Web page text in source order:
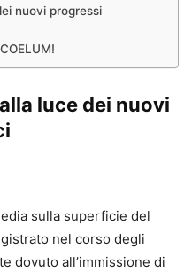
nuovi progressi
luce dei nuovi
sulla superficie del
nel corso degli
dovuto all’immissione di